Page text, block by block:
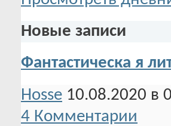
Новые записи
Фантастическa я
Hosse 10.08.2020 в
4 Комментарии